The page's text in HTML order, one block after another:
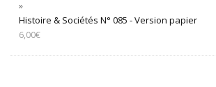
Histoire & Sociétés N° 085 - Version papier
6,00€